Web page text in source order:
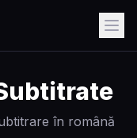
în română